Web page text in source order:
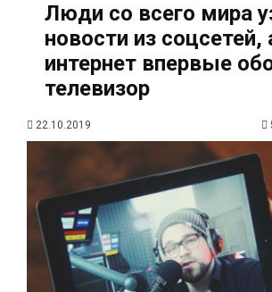
Люди со всего мира
новости из соцсетей,
интернет впервые
телевизор
22.10.2019